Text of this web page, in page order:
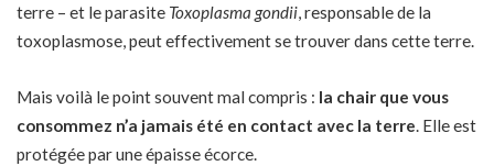
terre – et le parasite Toxoplasma gondii, responsable de la
toxoplasmose, peut effectivement se trouver dans cette terre.
Mais voilà le point souvent mal compris : la chair que vous
consommez n’a jamais été en contact avec la terre. Elle est
protégée par une épaisse écorce.